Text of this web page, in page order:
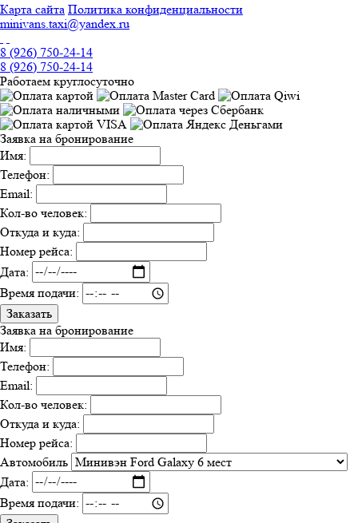
Карта сайта Политика конфиденциальности
minivans.taxi@yandex.ru
8 (926) 750-24-14
8 (926) 750-24-14
Работаем круглосуточно
Заявка на бронирование
Имя:
Телефон:
Email:
Кол-во человек:
Откуда и куда:
Номер рейса:
Дата:
Время подачи:
Заказать
Заявка на бронирование
Имя:
Телефон:
Email:
Кол-во человек:
Откуда и куда:
Номер рейса:
Автомобиль
Дата:
Время подачи: